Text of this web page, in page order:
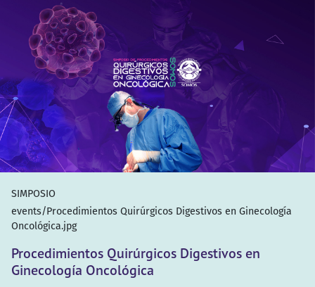
SIMPOSIO
events/Procedimientos Quirúrgicos Digestivos en Ginecología
Oncológica.jpg
Procedimientos Quirúrgicos Digestivos en
Ginecología Oncológica